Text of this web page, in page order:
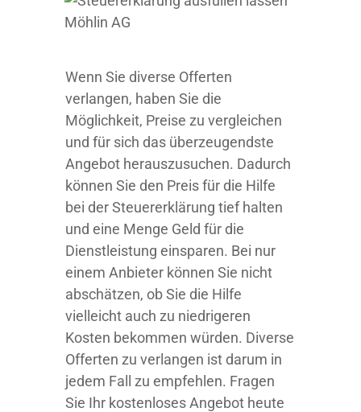
Wenn Sie diverse Offerten
verlangen, haben Sie die
Möglichkeit, Preise zu vergleichen
und für sich das überzeugendste
Angebot herauszusuchen. Dadurch
können Sie den Preis für die Hilfe
bei der Steuererklärung tief halten
und eine Menge Geld für die
Dienstleistung einsparen. Bei nur
einem Anbieter können Sie nicht
abschätzen, ob Sie die Hilfe
vielleicht auch zu niedrigeren
Kosten bekommen würden. Diverse
Offerten zu verlangen ist darum in
jedem Fall zu empfehlen. Fragen
Sie Ihr kostenloses Angebot heute